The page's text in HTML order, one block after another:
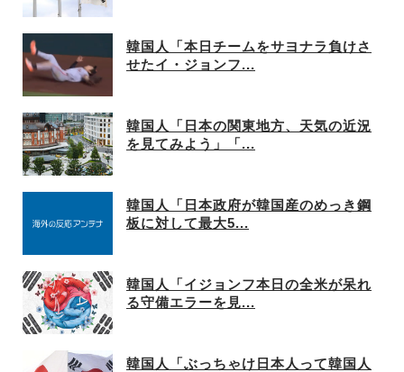
韓国人「本日チームをサヨナラ負けさ
せたイ・ジョンフ...
韓国人「日本の関東地方、天気の近況
を見てみよう」「...
韓国人「日本政府が韓国産のめっき鋼
板に対して最大5...
韓国人「イジョンフ本日の全米が呆れ
る守備エラーを見...
韓国人「ぶっちゃけ日本人って韓国人